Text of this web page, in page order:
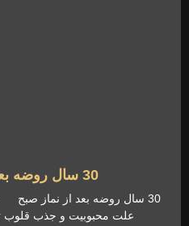
30 سال روضه بعد از نماز صبح
علت محبوبیت و جذب قلوب